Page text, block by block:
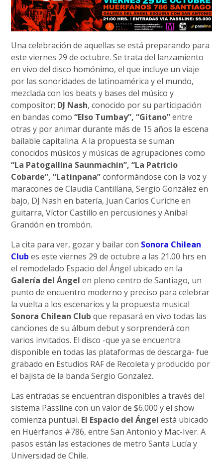
Una celebración de aquellas se está preparando para
este viernes 29 de octubre. Se trata del lanzamiento
en vivo del disco homónimo, el que incluye un viaje
por las sonoridades de latinoamérica y el mundo,
mezclada con los beats y bases del músico y
compositor; DJ Nash, conocido por su participación
en bandas como“Elso Tumbay”, “Gitano”entre
otras y por animar durante más de 15 años la escena
bailable capitalina. A la propuesta se suman
conocidos músicos y músicas de agrupaciones como
“La Patogallina Saunmachin”, “La Patricio
Cobarde”, “Latinpana”conformándose con la voz y
maracones de Claudia Cantillana, Sergio González en
bajo, DJ Nash en batería, Juan Carlos Curiche en
guitarra, Víctor Castillo en percusiones y Aníbal
Grandón en trombón.
La cita para ver, gozar y bailar con Sonora Chilean
Club es este viernes 29 de octubre a las 21.00 hrs en
el remodelado Espacio del Ángel ubicado en la
Galería del Ángel en pleno centro de Santiago, un
punto de encuentro moderno y preciso para celebrar
la vuelta a los escenarios y la propuesta musical
Sonora Chilean Club que repasará en vivo todas las
canciones de su álbum debut y sorprenderá con
varios invitados. El disco -que ya se encuentra
disponible en todas las plataformas de descarga- fue
grabado en Estudios RAF de Recoleta y producido por
el bajista de la banda Sergio Gonzalez.
Las entradas se encuentran disponibles a través del
sistema Passline con un valor de $6.000 y el show
comienza puntual. El Espacio del Ángel está ubicado
en Huérfanos #786, entre San Antonio y Mac-Iver. A
pasos están las estaciones de metro Santa Lucía y
Universidad de Chile.